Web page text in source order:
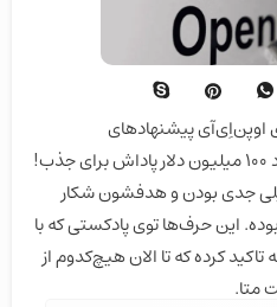
اوپن‌اِی‌آی پیشنهادهای
وسوسه‌کننده‌ای داده؛ چیزی حدود ۱۰۰ میلیون دلار پاداش برای جذب!
جدی بودن و هدفشون شکار
این حرف‌ها توی پادکستی که با
کرده که تا الان هیچ‌کدوم از
متا.